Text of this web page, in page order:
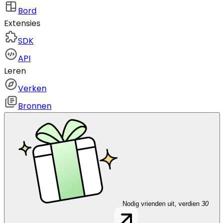
Bord
Extensies
SDK
API
Leren
Verken
Bronnen
Nodig vrienden uit, verdien 30